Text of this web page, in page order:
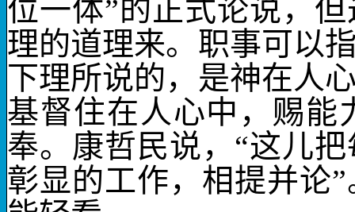
位一体”的正式论说，
理的道理来。 职事可以
下理所说的，是神在人
基督住在人心中，赐能
奉。康哲民说，“这儿
彰显的工作，相提并论